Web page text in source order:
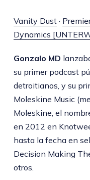
Vanity Dust·
Dynamics
Gonzalo MD
su primer podcast
detroitianos, y su
Moleskine Music
Moleskine, el
en 2012 en
hasta la fecha en
Decision Making
otros.